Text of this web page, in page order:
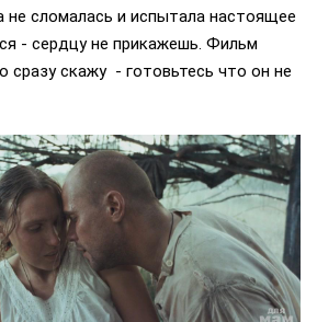
не сломалась и испытала настоящее
- сердцу не прикажешь. Фильм
сразу скажу - готовьтесь что он не